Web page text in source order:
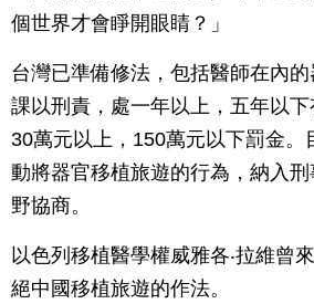
個世界才會睜開眼睛？」
台灣已準備修法，包括醫師在內
課以刑責，處一年以上，五年以
30萬元以上，150萬元以下罰金。
動將器官移植旅遊的行為，納入
野協商。
以色列移植醫學權威雅各‧拉維曾
絕中國移植旅遊的作法。